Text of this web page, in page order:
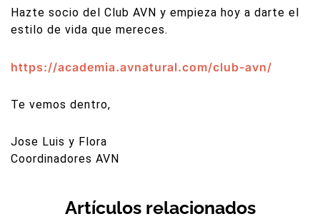
Hazte socio del Club AVN y empieza hoy a darte el
estilo de vida que mereces.
https://academia.avnatural.com/club-avn/
Te vemos dentro,
Jose Luis y Flora
Coordinadores AVN
Artículos relacionados